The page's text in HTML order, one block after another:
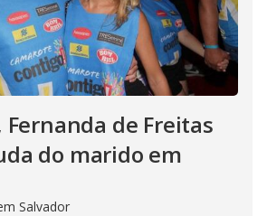
de Freitas
do marido em
Salvador